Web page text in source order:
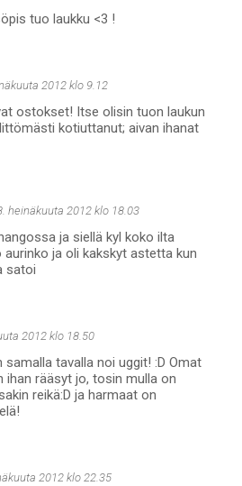
tuo laukku <3 !
2012 klo 9.12
ostokset! Itse olisin tuon laukun
kotiuttanut; aivan ihanat
heinäkuuta 2012 klo 18.03
ja siellä kyl koko ilta
aurinko ja oli kakskyt astetta kun
satoi
2012 klo 18.50
samalla tavalla noi uggit! :D Omat
ihan rääsyt jo, tosin mulla on
reikä:D ja harmaat on
2012 klo 22.35